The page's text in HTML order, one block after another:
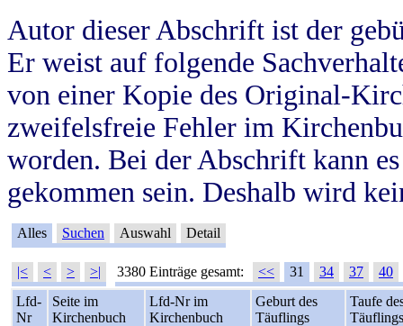
Autor dieser Abschrift ist der
Er weist auf folgende
von einer Kopie des Original-
zweifelsfreie Fehler im
worden. Bei der Abschrift kann
gekommen sein. Deshalb wird
Alles Suchen Auswahl Detail
|< < > >| 3380 Einträge gesamt: << 31 34 37
40
Lfd-
Nr
Seite im
Kirchenbuch
Lfd-Nr im
Kirchenbuch
Geburt des
Täuflings
Taufe
Täuflings